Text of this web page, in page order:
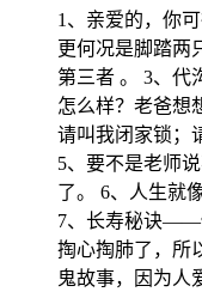
1、亲爱的，你
更何况是脚踏两
第三者 。 3、代
怎么样？老爸想
请叫我闭家锁；
5、要不是老师
了。 6、人生就
7、长寿秘诀——
掏心掏肺了，所
鬼故事，因为人